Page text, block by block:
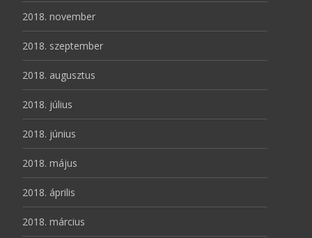
2018. november
2018. szeptember
2018. augusztus
2018. július
2018. június
2018. május
2018. április
2018. március